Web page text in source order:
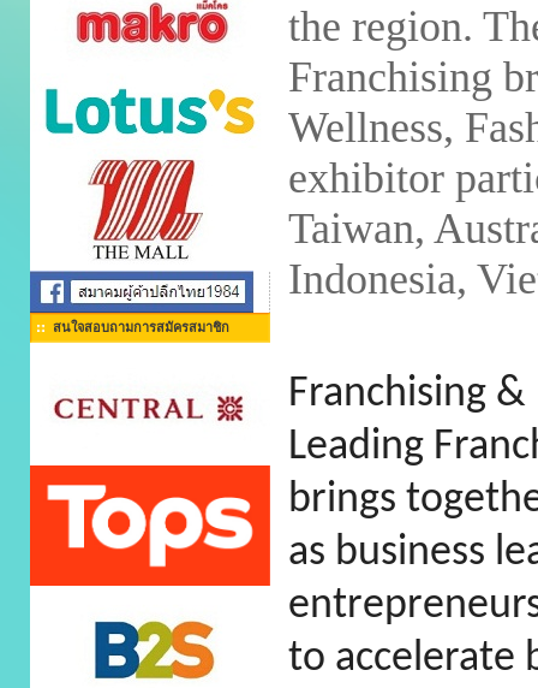
สนใจสอบถามการสมัครสมาชิก
the region.
Franchising
Wellness,
exhibitor
Taiwan,
Indonesia,
Franchising &
Leading
brings
as business
to accelerate